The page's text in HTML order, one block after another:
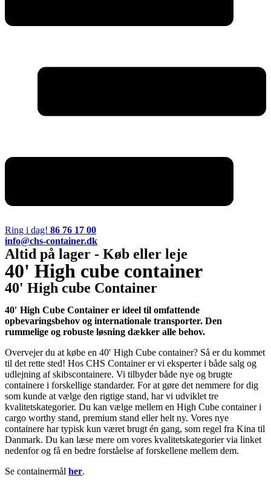
Ring i dag! 86 76 17 00
info@chs-container.dk
Altid på lager - Køb eller leje
40' High cube container
40' High cube Container
40′ High Cube Container er ideel til omfattende
opbevaringsbehov og internationale transporter. Den
rummelige og robuste løsning dækker alle behov.
Overvejer du at købe en 40′ High Cube container? Så er du kommet
til det rette sted! Hos CHS Container er vi eksperter i både salg og
udlejning af skibscontainere. Vi tilbyder både nye og brugte
containere i forskellige standarder. For at gøre det nemmere for dig
som kunde at vælge den rigtige stand, har vi udviklet tre
kvalitetskategorier. Du kan vælge mellem en High Cube container i
cargo worthy stand, premium stand eller helt ny. Vores nye
containere har typisk kun været brugt én gang, som regel fra Kina til
Danmark. Du kan læse mere om vores kvalitetskategorier via linket
nedenfor og få en bedre forståelse af forskellene mellem dem.
Se containermål her.